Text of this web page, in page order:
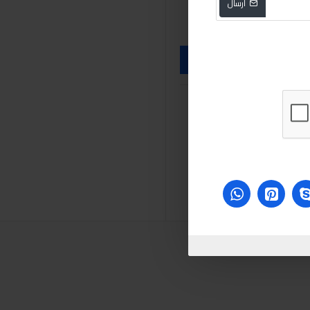
mos2
sabry
Mos2 صبري ًبري ستورز